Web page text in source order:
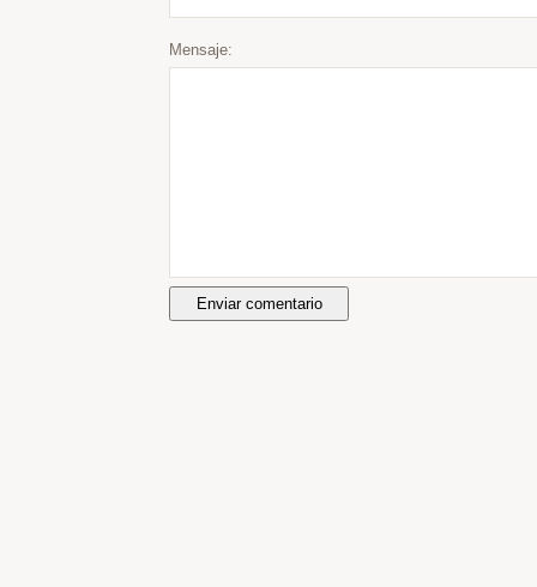
Mensaje: